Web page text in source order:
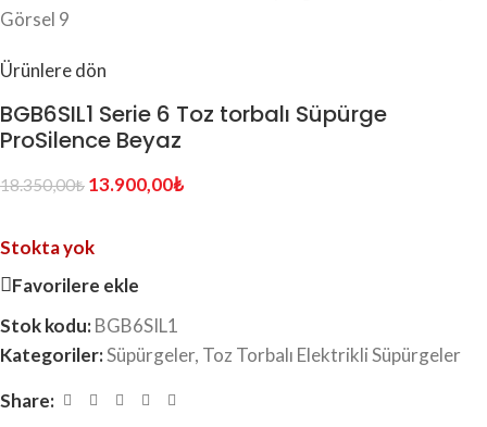
Ürünlere dön
BGB6SIL1 Serie 6 Toz torbalı Süpürge
ProSilence Beyaz
18.350,00₺ 13.900,00₺
Stokta yok
Favorilere ekle
Stok kodu:BGB6SIL1
Kategoriler:Süpürgeler, Toz Torbalı Elektrikli Süpürgeler
Share: